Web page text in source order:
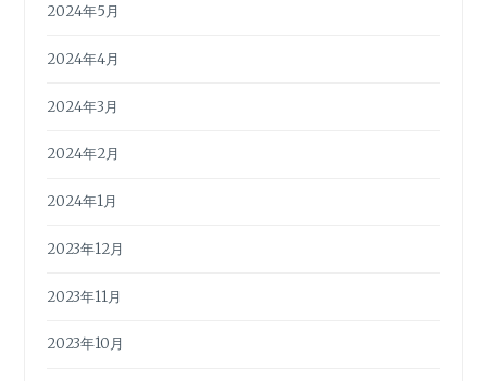
2024年5月
2024年4月
2024年3月
2024年2月
2024年1月
2023年12月
2023年11月
2023年10月